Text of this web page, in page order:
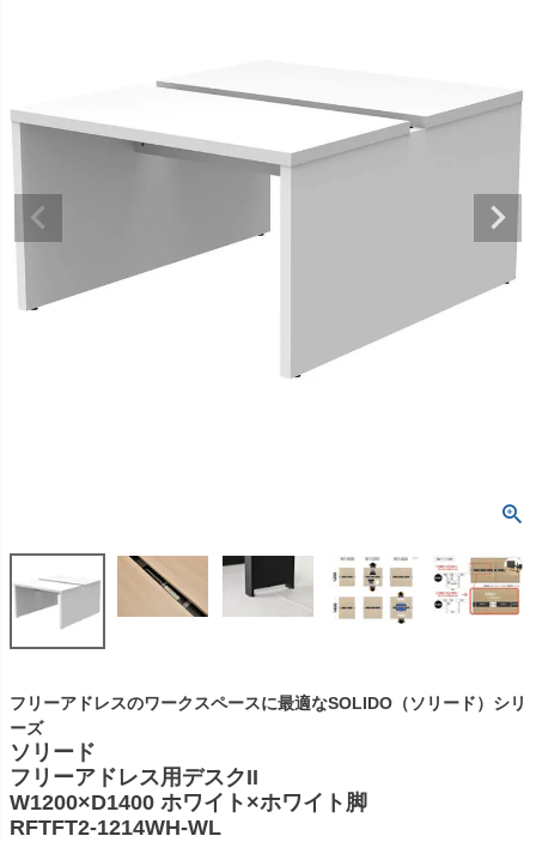
フリーアドレスのワークスペースに最適なSOLIDO（ソリード）シリ
ーズ
ソリード
フリーアドレス用デスクII
W1200×D1400 ホワイト×ホワイト脚
RFTFT2-1214WH-WL